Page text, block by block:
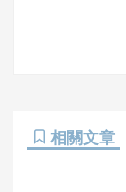
相關文章